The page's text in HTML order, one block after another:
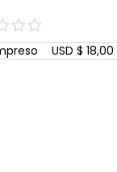
(Ecuador)
USD $ 18,00